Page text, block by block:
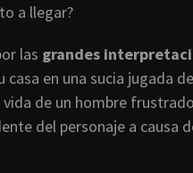
a llegar?
las grandes
casa en una sucia jugada
de un hombre
del personaje a causa